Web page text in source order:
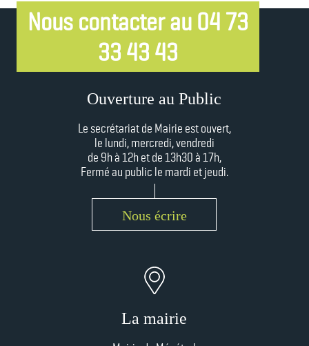
Nous contacter au 04 73
33 43 43
Ouverture au Public
Le secrétariat de Mairie est ouvert,
le lundi, mercredi, vendredi
de 9h à 12h etde 13h30 à 17h,
Fermé au public le mardi et jeudi.
Nous écrire
La mairie